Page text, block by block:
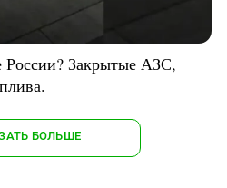
Закрытые АЗС,
БОЛЬШЕ